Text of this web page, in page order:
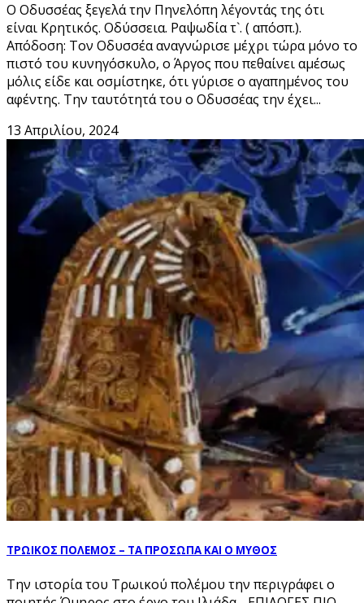
Ο Οδυσσέας ξεγελά την Πηνελόπη λέγοντάς της ότι
είναι Κρητικός. Oδύσσεια. Ραψωδία τ`. ( απόσπ.).
Απόδοση: Τον Οδυσσέα αναγνώρισε μέχρι τώρα μόνο το
πιστό του κυνηγόσκυλο, ο Άργος που πεθαίνει αμέσως
μόλις είδε και οσμίστηκε, ότι γύρισε ο αγαπημένος του
αφέντης. Την ταυτότητά του ο Οδυσσέας την έχει...
13 Απριλίου, 2024
ΤΡΩΙΚΟΣ ΠΟΛΕΜΟΣ – ΤΑ ΠΡΟΣΩΠΑ ΚΑΙ Ο ΜΥΘΟΣ
Την ιστορία του Τρωικού πολέµου την περιγράφει ο